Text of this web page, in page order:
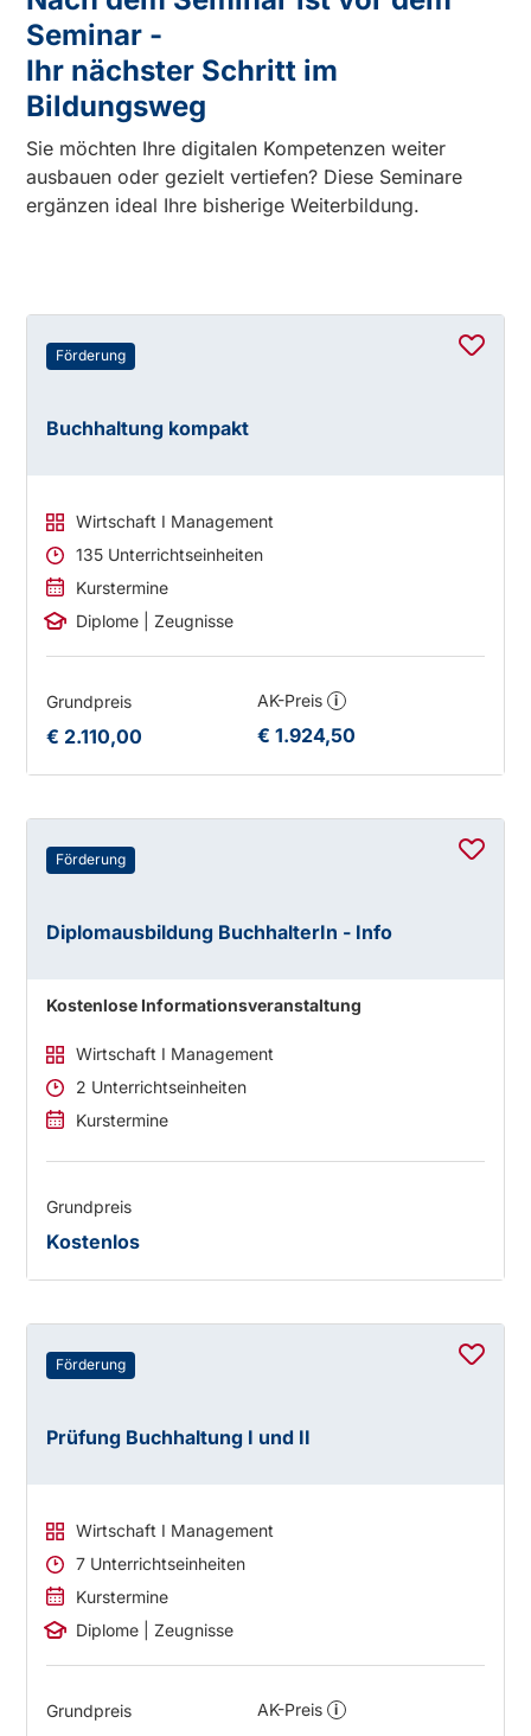
Seminar -
Ihr nächster Schritt im
Bildungsweg
Sie möchten Ihre digitalen Kompetenzen weiter
ausbauen oder gezielt vertiefen? Diese Seminare
ergänzen ideal Ihre bisherige Weiterbildung.
Förderung
Buchhaltung kompakt
Wirtschaft I Management
135 Unterrichtseinheiten
Kurstermine
Diplome | Zeugnisse
Grundpreis
€ 2.110,00
AK-Preis i
€ 1.924,50
Förderung
Diplomausbildung BuchhalterIn - Info
Kostenlose Informationsveranstaltung
Wirtschaft I Management
2 Unterrichtseinheiten
Kurstermine
Grundpreis
Kostenlos
Förderung
Prüfung Buchhaltung I und II
Wirtschaft I Management
7 Unterrichtseinheiten
Kurstermine
Diplome | Zeugnisse
Grundpreis AK-Preis i